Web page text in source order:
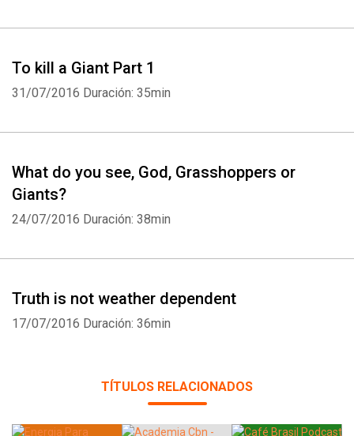
To kill a Giant Part 1
31/07/2016 Duración: 35min
What do you see, God, Grasshoppers or
Giants?
24/07/2016 Duración: 38min
Truth is not weather dependent
17/07/2016 Duración: 36min
TÍTULOS RELACIONADOS